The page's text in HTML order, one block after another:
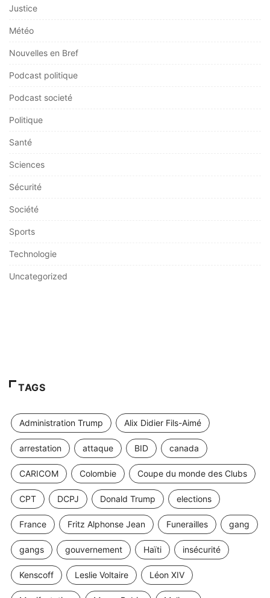
Justice
Météo
Nouvelles en Bref
Podcast politique
Podcast societé
Politique
Santé
Sciences
Sécurité
Société
Sports
Technologie
Uncategorized
TAGS
Administration Trump Alix Didier Fils-Aimé
arrestation attaque BID canada
CARICOM Colombie Coupe du monde des Clubs
CPT DCPJ Donald Trump elections
France Fritz Alphonse Jean Funerailles gang
gangs gouvernement Haïti insécurité
Kenscoff Leslie Voltaire Léon XIV